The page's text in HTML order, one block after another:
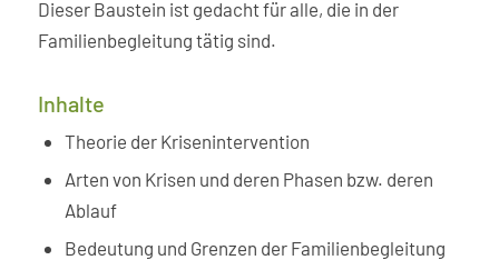
Dieser Baustein ist gedacht für alle, die in der
Familienbegleitung tätig sind.
Inhalte
Theorie der Krisenintervention
Arten von Krisen und deren Phasen bzw. deren
Ablauf
Bedeutung und Grenzen der Familienbegleitung